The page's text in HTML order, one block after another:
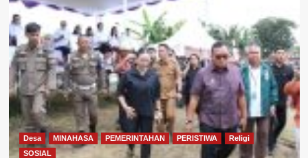
Desa MINAHASA PEMERINTAHAN PERISTIWA
Religi
SOSIAL